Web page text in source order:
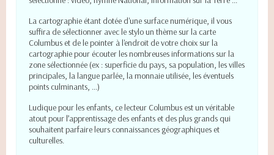
La cartographie étant dotée d'une surface numérique, il vous
suffira de sélectionner avec le stylo un thème sur la carte
Columbus et de le pointer à l'endroit de votre choix sur la
cartographie pour écouter les nombreuses informations sur la
zone sélectionnée (ex : superficie du pays, sa population, les villes
principales, la langue parlée, la monnaie utilisée, les éventuels
points culminants, …)
Ludique pour les enfants, ce lecteur Columbus est un véritable
atout pour l’apprentissage des enfants et des plus grands qui
souhaitent parfaire leurs connaissances géographiques et
culturelles.